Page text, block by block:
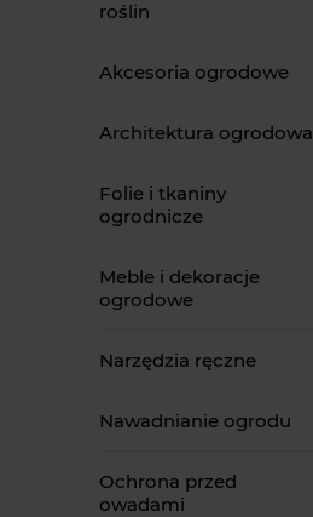
roślin
Akcesoria ogrodowe
Architektura ogrodowa
Folie i tkaniny
ogrodnicze
Meble i dekoracje
ogrodowe
Narzędzia ręczne
Nawadnianie ogrodu
Ochrona przed
owadami